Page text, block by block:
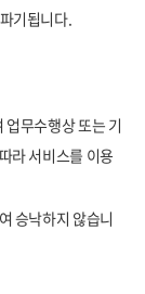
기됩니다.
무수행상 또는 기
라 서비스를 이용
승낙하지 않습니